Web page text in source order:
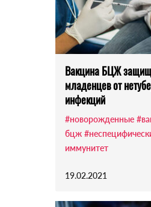
Вакцина БЦЖ
младенцев от
инфекций
#новорожденные
бцж
иммунитет
19.02.2021